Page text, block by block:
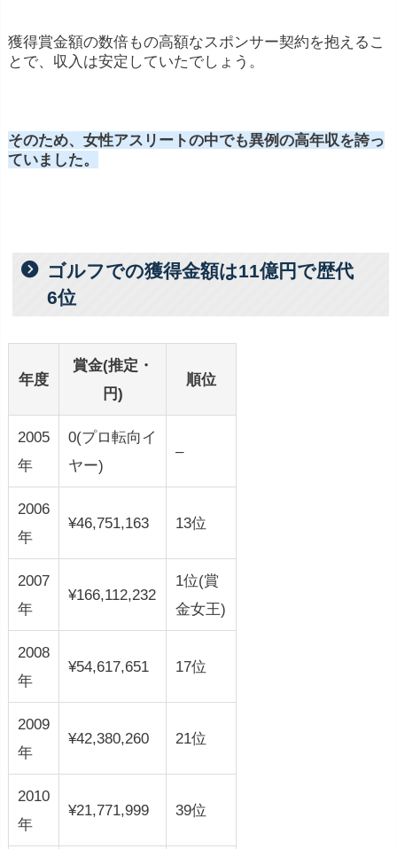
獲得賞金額の数倍もの高額なスポンサー契約を抱えるこ
とで、収入は安定していたでしょう。
そのため、女性アスリートの中でも異例の高年収を誇っ
ていました。
ゴルフでの獲得金額は11億円で歴代
6位
年度
賞金(推定・
円)
順位
2005
年
0(プロ転向イ
ヤー)
–
2006
年
¥46,751,163 13位
2007
年
¥166,112,232
1位(賞
金女王)
2008
年
¥54,617,651 17位
2009
年
¥42,380,260 21位
2010
年
¥21,771,999 39位